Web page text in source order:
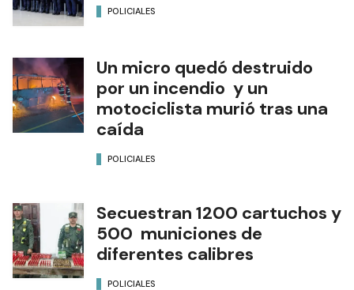
POLICIALES
Un micro quedó destruido
por un incendio y un
motociclista murió tras una
caída
POLICIALES
Secuestran 1200 cartuchos y
500 municiones de
diferentes calibres
POLICIALES